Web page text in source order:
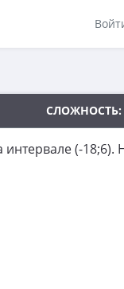
СЛОЖНОСТЬ:
(-18;6).